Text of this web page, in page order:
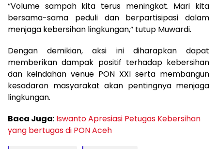
“Volume sampah kita terus meningkat. Mari kita
bersama-sama peduli dan berpartisipasi dalam
menjaga kebersihan lingkungan,” tutup Muwardi.
Dengan demikian, aksi ini diharapkan dapat
memberikan dampak positif terhadap kebersihan
dan keindahan venue PON XXI serta membangun
kesadaran masyarakat akan pentingnya menjaga
lingkungan.
Baca Juga: Iswanto Apresiasi Petugas Kebersihan
yang bertugas di PON Aceh